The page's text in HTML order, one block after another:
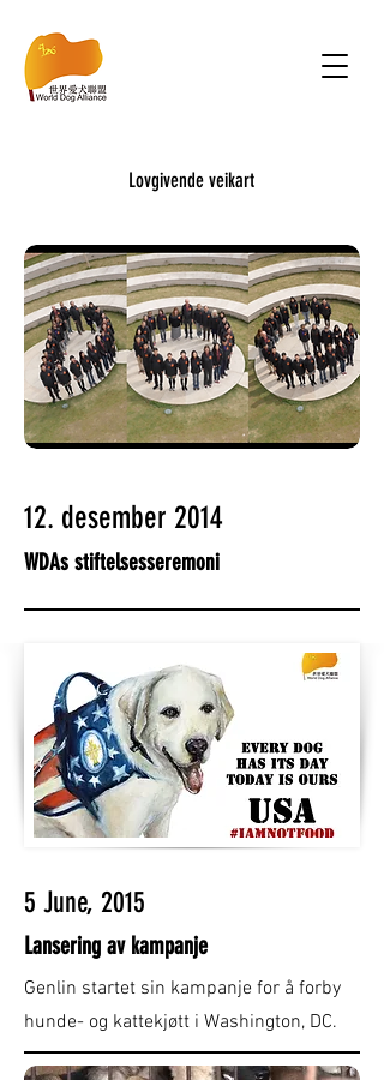
Lovgivende veikart
12. desember 2014
WDAs stiftelsesseremoni
5 June, 2015
Lansering av kampanje
Genlin startet sin kampanje for å forby
hunde- og kattekjøtt i Washington, DC.